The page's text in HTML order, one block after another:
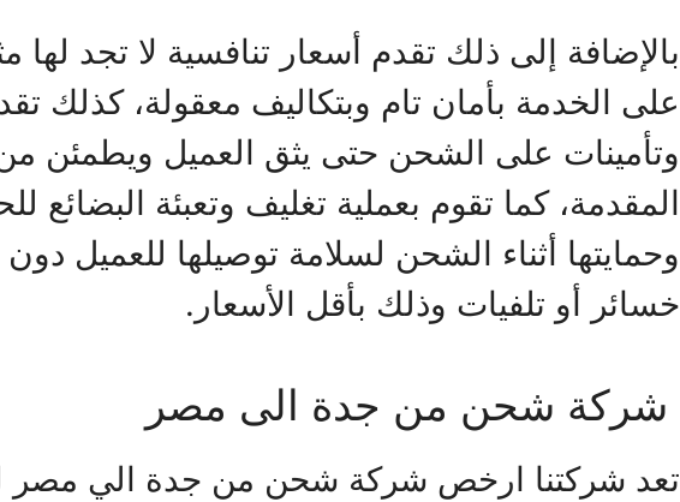
بالإضافة إلى ذلك تقدم أسعار تنافسية لا تجد لها
على الخدمة بأمان تام وبتكاليف معقولة، كذلك
وتأمينات على الشحن حتى يثق العميل ويطمئن
المقدمة، كما تقوم بعملية تغليف وتعبئة البضائع
وحمايتها أثناء الشحن لسلامة توصيلها للعميل
خسائر أو تلفيات وذلك بأقل الأسعار.
شركة شحن من جدة الى مصر
تعد شركتنا ارخص شركة شحن من جدة الي مصر